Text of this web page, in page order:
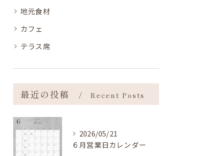
地元食材
カフェ
テラス席
最近の投稿 Recent Posts
2026/05/21
６月営業日カレンダー